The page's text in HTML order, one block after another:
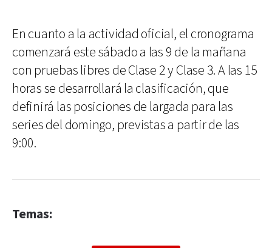
En cuanto a la actividad oficial, el cronograma
comenzará este sábado a las 9 de la mañana
con pruebas libres de Clase 2 y Clase 3. A las 15
horas se desarrollará la clasificación, que
definirá las posiciones de largada para las
series del domingo, previstas a partir de las
9:00.
Temas: